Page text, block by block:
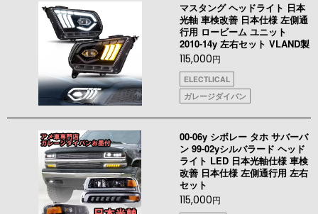
マスタング ヘッドライト 日本
光軸 車検改善 日本仕様 左側通
行用 ロービーム ユニット
2010-14y 左右セット VLAND製
115,000円
ELECTLICAL
ガレージダイバン
00-06y シボレー タホ サバーバ
ン 99-02yシルバラード ヘッド
ライト LED 日本光軸仕様 車検
改善 日本仕様 左側通行用 左右
セット
115,000円